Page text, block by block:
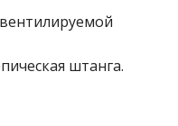
штанга.